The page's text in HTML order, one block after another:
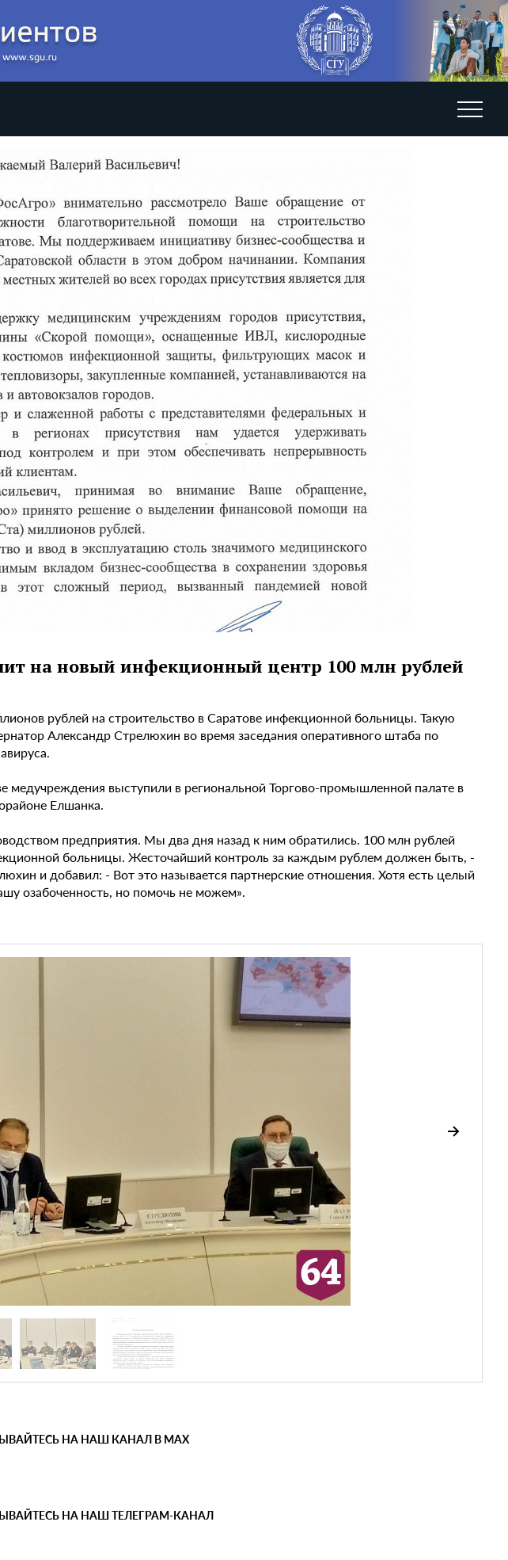
на новый инфекционный центр 100 млн рублей
рублей на строительство в Саратове инфекционной больницы. Такую
Александр Стрелюхин во время заседания оперативного штаба по
медучреждения выступили в региональной Торгово-промышленной палате в
Елшанка.
предприятия. Мы два дня назад к ним обратились. 100 млн рублей
больницы. Жесточайший контроль за каждым рублем должен быть, -
и добавил: - Вот это называется партнерские отношения. Хотя есть целый
озабоченность, но помочь не можем».
НА НАШ КАНАЛ В MAX
НА НАШ ТЕЛЕГРАМ-КАНАЛ